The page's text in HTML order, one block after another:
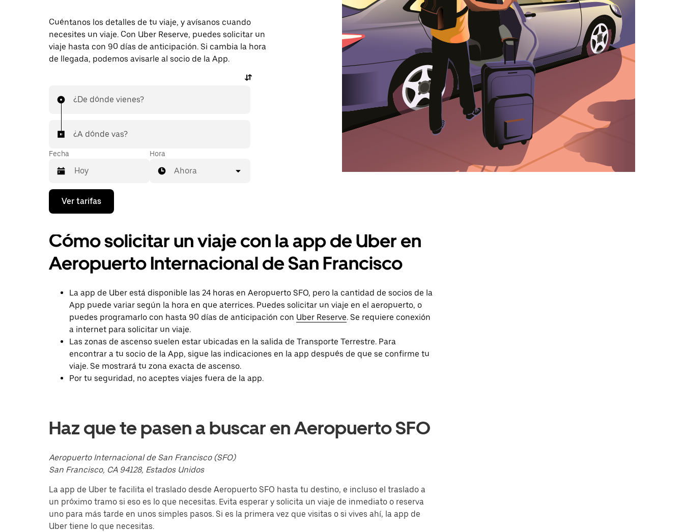
Cuéntanos los detalles de tu viaje, y avísanos cuando
necesites un viaje. Con Uber Reserve, puedes solicitar un
viaje hasta con 90 días de anticipación. Si cambia la hora
de llegada, podemos avisarle al socio de la App.
¿De dónde vienes?
¿A dónde vas?
Fecha
Presiona
flecha
abajo
para
con
el
selecciona
fecha.
Presiona
tecla Esc
calendario.
Hora
Ahora
Ver tarifas
Cómo solicitar un viaje con la app de Uber en
Aeropuerto Internacional de San Francisco
La app de Uber está disponible las 24 horas en Aeropuerto SFO, pero la cantidad de socios de la
App puede variar según la hora en que aterrices. Puedes solicitar un viaje en el aeropuerto, o
puedes programarlo con hasta 90 días de anticipación con Uber Reserve. Se requiere conexión
a internet para solicitar un viaje.
Las zonas de ascenso suelen estar ubicadas en la salida de Transporte Terrestre. Para
encontrar a tu socio de la App, sigue las indicaciones en la app después de que se confirme tu
viaje. Se mostrará tu zona exacta de ascenso.
Por tu seguridad, no aceptes viajes fuera de la app.
Haz que te pasen a buscar en Aeropuerto SFO
Aeropuerto Internacional de San Francisco (SFO)
San Francisco, CA 94128, Estados Unidos
La app de Uber te facilita el traslado desde Aeropuerto SFO hasta tu destino, e incluso el traslado a
un próximo tramo si eso es lo que necesitas. Evita esperar y solicita un viaje de inmediato o reserva
uno para más tarde en unos simples pasos. Si es la primera vez que visitas o si vives ahí, la app de
Uber tiene lo que necesitas.